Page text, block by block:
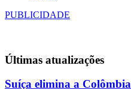
PUBLICIDADE
Últimas atualizações
Suíça elimina a